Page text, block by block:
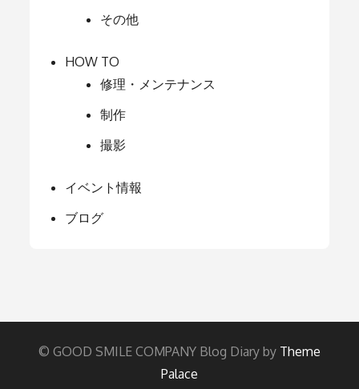
その他
HOW TO
修理・メンテナンス
制作
撮影
イベント情報
ブログ
© GOOD SMILE COMPANY Blog Diary by Theme
Palace